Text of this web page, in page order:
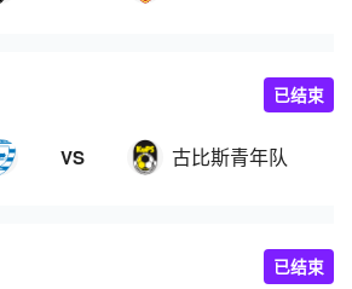
VS 古比斯青年队
已结束
已结束